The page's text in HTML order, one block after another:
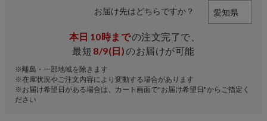
お届け先はどちらですか？
本日 10時までの注文完了で、
最短 8/9(日)のお届けが可能
※離島・一部地域を除きます
※在庫状況やご注文内容により変動する場合があります
※お届け希望日がある場合は、カート画面で"お届け希望日"からご指定く
ださい